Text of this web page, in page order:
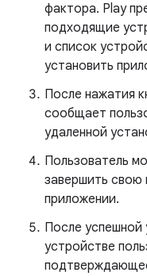
фактора. Play
подходящие
и список
установить
После нажатия
сообщает
удаленной
Пользователь
завершить свою
приложении.
После успешной
устройстве